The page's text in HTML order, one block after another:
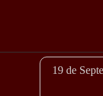
19 de